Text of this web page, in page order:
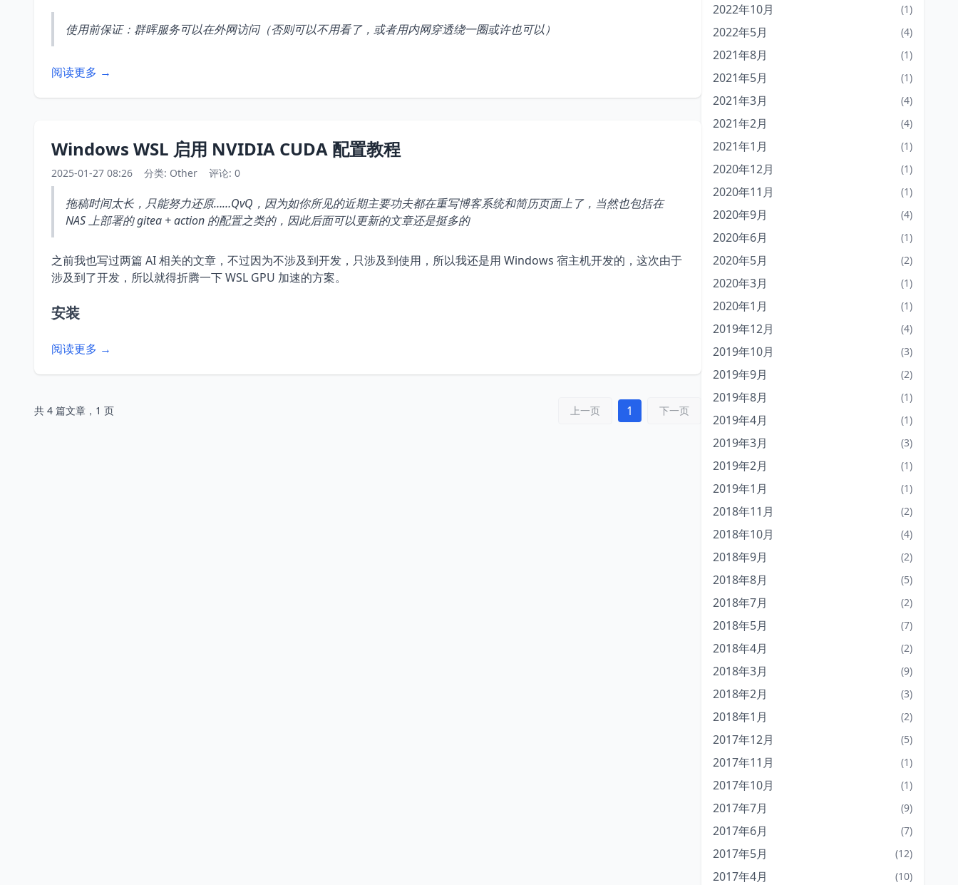
使用前保证：群晖服务可以在外网访问（否则可以不用看了，或者用内网穿透绕一圈或许也可以）
阅读更多 →
Windows WSL 启用 NVIDIA CUDA 配置教程
2025-01-27 08:26 分类: Other 评论: 0
拖稿时间太长，只能努力还原……QvQ，因为如你所见的近期主要功夫都在重写博客系统和简历页面上了，当然也包括在
NAS 上部署的 gitea + action 的配置之类的，因此后面可以更新的文章还是挺多的
之前我也写过两篇 AI 相关的文章，不过因为不涉及到开发，只涉及到使用，所以我还是用 Windows 宿主机开发的，这次由于
涉及到了开发，所以就得折腾一下 WSL GPU 加速的方案。
安装
阅读更多 →
共 4 篇文章，1 页 上一页 1 下一页
2022年10月 (1)
2022年5月 (4)
2021年8月 (1)
2021年5月 (1)
2021年3月 (4)
2021年2月 (4)
2021年1月 (1)
2020年12月 (1)
2020年11月 (1)
2020年9月 (4)
2020年6月 (1)
2020年5月 (2)
2020年3月 (1)
2020年1月 (1)
2019年12月 (4)
2019年10月 (3)
2019年9月 (2)
2019年8月 (1)
2019年4月 (1)
2019年3月 (3)
2019年2月 (1)
2019年1月 (1)
2018年11月 (2)
2018年10月 (4)
2018年9月 (2)
2018年8月 (5)
2018年7月 (2)
2018年5月 (7)
2018年4月 (2)
2018年3月 (9)
2018年2月 (3)
2018年1月 (2)
2017年12月 (5)
2017年11月 (1)
2017年10月 (1)
2017年7月 (9)
2017年6月 (7)
2017年5月 (12)
2017年4月 (10)